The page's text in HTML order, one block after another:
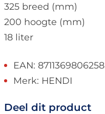
325 breed (mm)
200 hoogte (mm)
18 liter
EAN: 8711369806258
Merk: HENDI
Deel dit product